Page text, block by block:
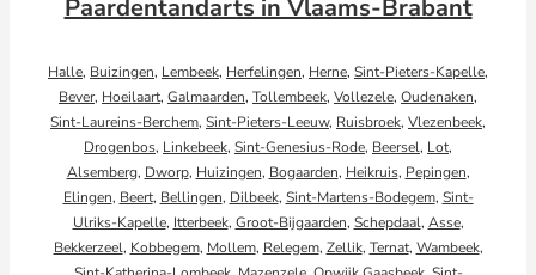
Paardentandarts in Vlaams-Brabant
Halle, Buizingen, Lembeek, Herfelingen, Herne, Sint-Pieters-Kapelle,
Bever, Hoeilaart, Galmaarden, Tollembeek, Vollezele, Oudenaken,
Sint-Laureins-Berchem, Sint-Pieters-Leeuw, Ruisbroek, Vlezenbeek,
Drogenbos, Linkebeek, Sint-Genesius-Rode, Beersel, Lot,
Alsemberg, Dworp, Huizingen, Bogaarden, Heikruis, Pepingen,
Elingen, Beert, Bellingen, Dilbeek, Sint-Martens-Bodegem, Sint-
Ulriks-Kapelle, Itterbeek, Groot-Bijgaarden, Schepdaal, Asse,
Bekkerzeel, Kobbegem, Mollem, Relegem, Zellik, Ternat, Wambeek,